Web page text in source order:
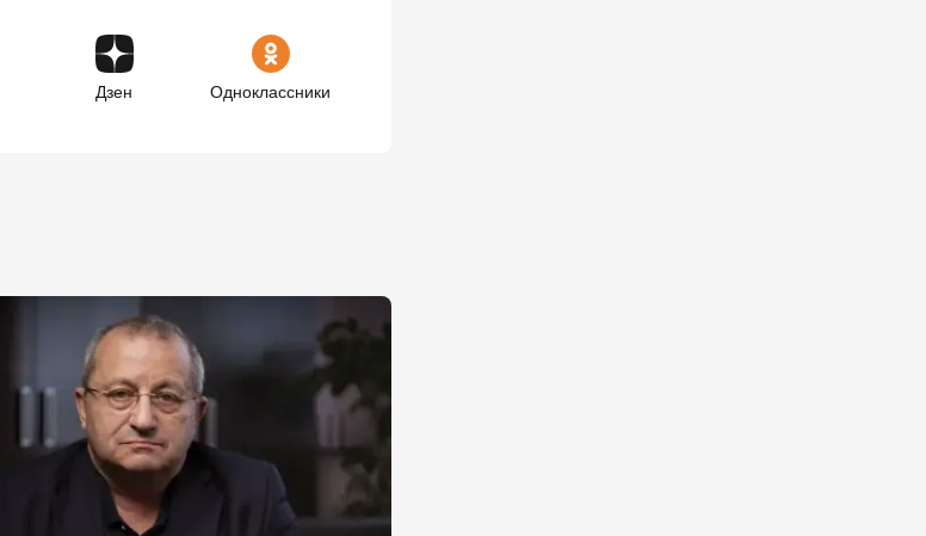
Дзен Одноклассники